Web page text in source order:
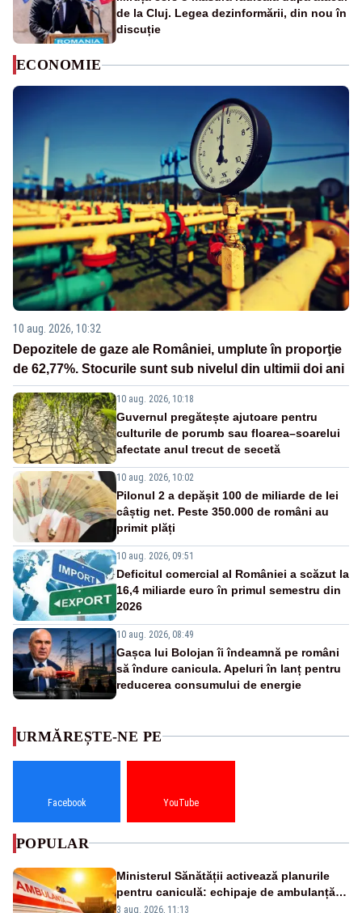
de la Cluj. Legea dezinformării, din nou în
discuție
ECONOMIE
10 aug. 2026, 10:32
Depozitele de gaze ale României, umplute în proporţie
de 62,77%. Stocurile sunt sub nivelul din ultimii doi ani
10 aug. 2026, 10:18
Guvernul pregătește ajutoare pentru
culturile de porumb sau floarea–soarelui
afectate anul trecut de secetă
10 aug. 2026, 10:02
Pilonul 2 a depășit 100 de miliarde de lei
câștig net. Peste 350.000 de români au
primit plăți
10 aug. 2026, 09:51
Deficitul comercial al României a scăzut la
16,4 miliarde euro în primul semestru din
2026
10 aug. 2026, 08:49
Gașca lui Bolojan îi îndeamnă pe români
să îndure canicula. Apeluri în lanț pentru
reducerea consumului de energie
URMĂREȘTE-NE PE
Facebook YouTube
POPULAR
Ministerul Sănătății activează planurile
pentru caniculă: echipaje de ambulanță
suplimentate, stocuri de medicamente
3 aug. 2026, 11:13